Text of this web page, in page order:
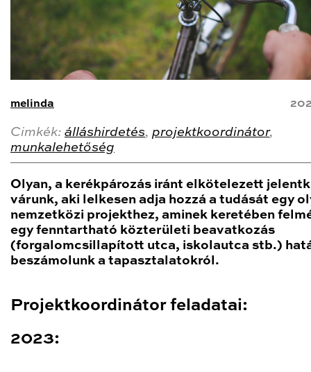
melinda
Cimkék: álláshirdetés, projektkoordinátor,
munkalehetőség
Olyan, a kerékpározás iránt elkötelezett
várunk, aki lelkesen adja hozzá a tudását egy
nemzetközi projekthez, aminek keretében
egy fenntartható közterületi beavatkozás
(forgalomcsillapított utca, iskolautca stb.)
beszámolunk a tapasztalatokról.
Projektkoordinátor feladatai:
2023: